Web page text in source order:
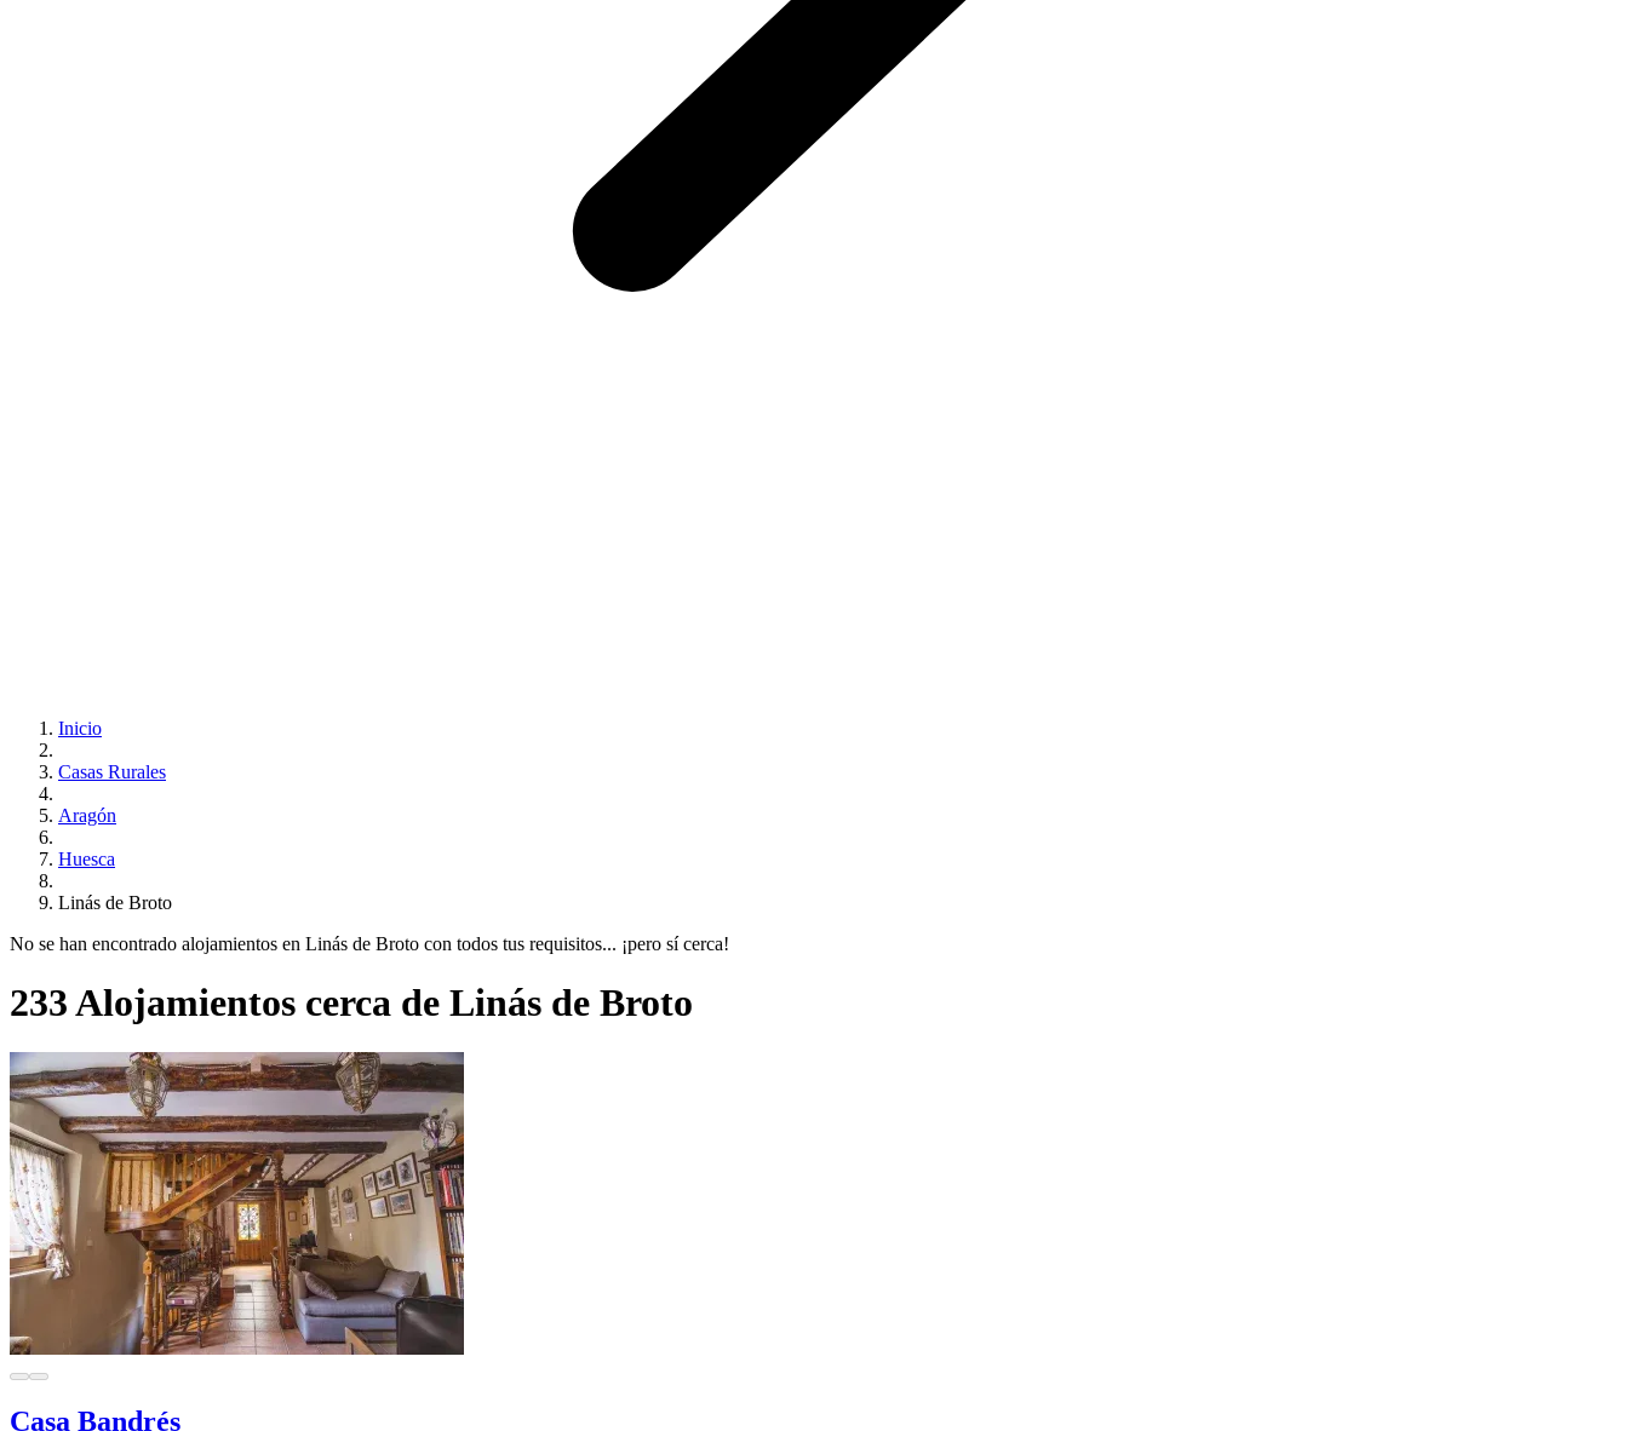
Inicio
Casas Rurales
Aragón
Huesca
Linás de Broto
No se han encontrado alojamientos en Linás de Broto con todos tus requisitos... ¡pero sí cerca!
233 Alojamientos cerca de Linás de Broto
Casa Bandrés